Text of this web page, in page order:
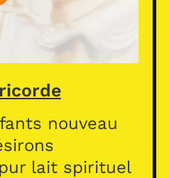
nouveau
lait spirituel